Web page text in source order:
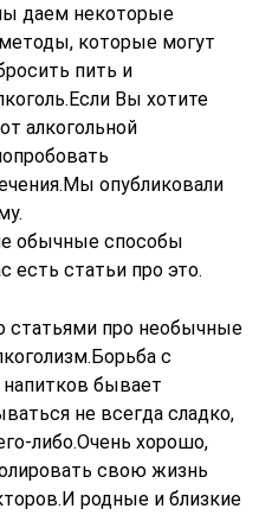
даем некоторые
которые могут
пить и
Вы хотите
алкогольной
опубликовали
обычные способы
есть статьи про это.
статьями про необычные
с
бывает
не всегда сладко,
либо.Очень хорошо,
свою жизнь
родные и близкие